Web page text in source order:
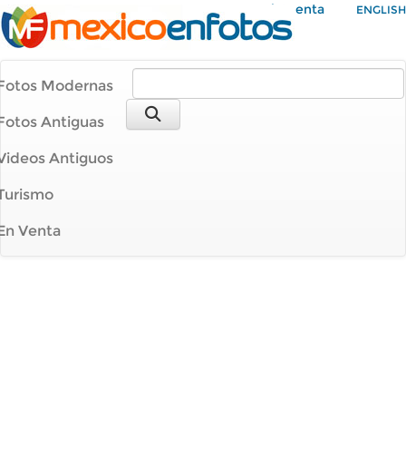
Mi Cuenta ENGLISH
Modernas
Antiguas
Antiguos
Venta